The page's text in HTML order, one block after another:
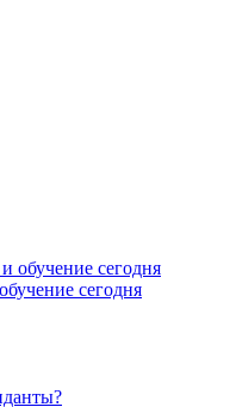
сегодня